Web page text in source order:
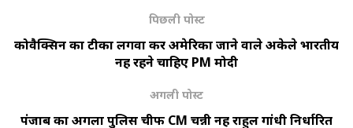
पिछली पोस्ट
कोवैक्सिन का टीका लगवा कर अमेरिका जाने वाले अकेले भारतीय
नहीं रहने चाहिए PM मोदी
अगली पोस्ट
पंजाब का अगला पुलिस चीफ CM चन्नी नहीं राहुल गांधी निर्धारित